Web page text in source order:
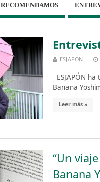
RECOMENDAMOS
ESJAPON
ESJAPÓN
Banana
Leer más »
“Un
Banana